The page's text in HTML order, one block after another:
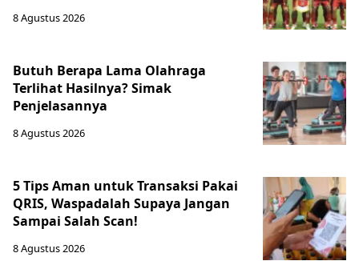
8 Agustus 2026
Butuh Berapa Lama Olahraga
Terlihat Hasilnya? Simak
Penjelasannya
8 Agustus 2026
5 Tips Aman untuk Transaksi Pakai
QRIS, Waspadalah Supaya Jangan
Sampai Salah Scan!
8 Agustus 2026